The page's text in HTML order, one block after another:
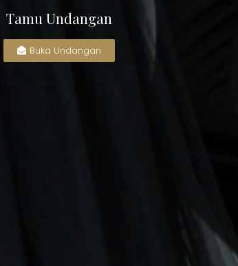
Tamu Undangan
Buka Undangan